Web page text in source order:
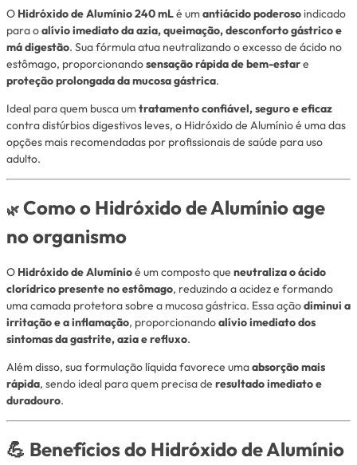
O Hidróxido de Alumínio 240 mLé umantiácido poderoso indicado
para oalívio imediato da azia, queimação, desconforto gástrico e
má digestão. Sua fórmula atua neutralizando o excesso de ácido no
estômago, proporcionandosensação rápida de bem-estare
proteção prolongada da mucosa gástrica.
Ideal para quem busca umtratamento confiável, seguro e eficaz
contra distúrbios digestivos leves, o Hidróxido de Alumínio é uma das
opções mais recomendadas por profissionais de saúde para uso
adulto.
🌿 Como o Hidróxido de Alumínio age
no organismo
O Hidróxido de Alumínioé um composto que neutraliza o ácido
clorídrico presente no estômago, reduzindo a acidez e formando
uma camada protetora sobre a mucosa gástrica. Essa açãodiminui a
irritação e a inflamação, proporcionandoalívio imediato dos
sintomas da gastrite, azia e refluxo.
Além disso, sua formulação líquida favorece umaabsorção mais
rápida, sendo ideal para quem precisa de resultado imediato e
duradouro.
💪 Benefícios do Hidróxido de Alumínio